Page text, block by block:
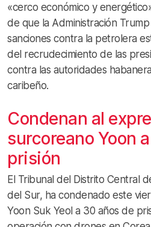
«cerco económico y
de que la Administración
sanciones contra la petrolera
del recrudecimiento de las
contra las autoridades
caribeño.
Condenan al
surcoreano Yoon
prisión
El Tribunal del Distrito Central
del Sur, ha condenado este
Yoon Suk Yeol a 30 años de